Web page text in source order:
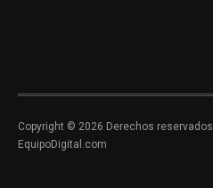
Copyright © 2026 Derechos reservados
EquipoDigital.com